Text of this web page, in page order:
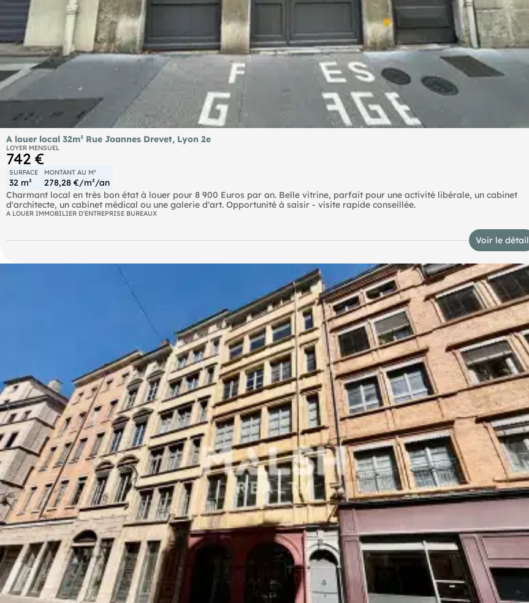
A louer local 32m² Rue Joannes Drevet, Lyon 2e
LOYER MENSUEL
742 €
SURFACE
32 m²
MONTANT AU M²
278,28 €/m²/an
Charmant local en très bon état à louer pour 8 900 Euros par an. Belle vitrine, parfait pour une activité libérale, un cabinet
d'architecte, un cabinet médical ou une galerie d'art. Opportunité à saisir - visite rapide conseillée.
A LOUER IMMOBILIER D'ENTREPRISE BUREAUX
Voir le détail